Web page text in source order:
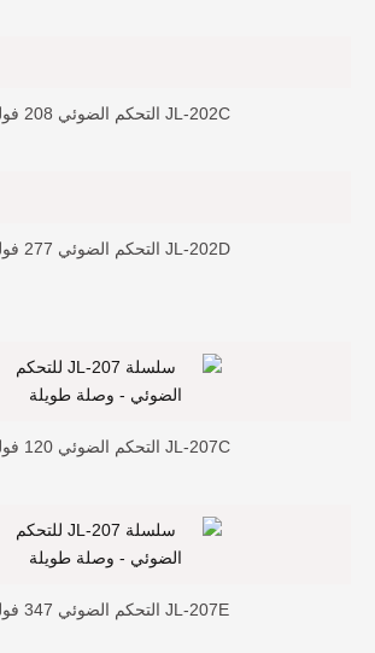
JL-202C التحكم الضوئي 208 فولت
JL-202D التحكم الضوئي 277 فولت
JL-207C التحكم الضوئي 120 فولت
JL-207E التحكم الضوئي 347 فولت